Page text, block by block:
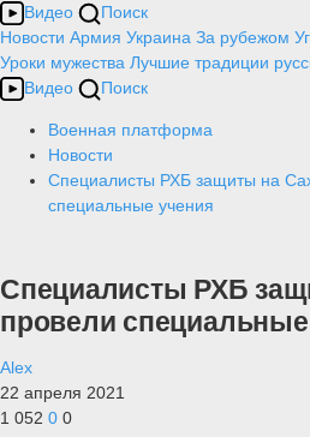
Видео
Поиск
Новости Армия Украина За рубежом
Уроки мужества Лучшие традиции
Видео
Поиск
Военная платформа
Новости
Специалисты РХБ защиты на
специальные учения
Специалисты РХБ
провели
Alex
22 апреля 2021
1 052 0 0